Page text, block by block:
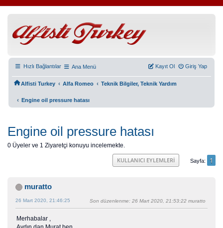
Hızlı Bağlantılar Ana Menü Giriş Yap
Kayıt Ol
Alfisti Turkey ‹ Alfa Romeo ‹ Teknik Bilgiler, Teknik Yardım
‹ Engine oil pressure hatası
Engine oil pressure hatası
0 Üyeler ve 1 Ziyaretçi konuyu incelemekte.
Sayfa 1
KULLANICI EYLEMLERI
muratto
26 Mart 2020, 21:46:25 Son düzenlenme: 26 Mart 2020, 21:53:22 muratto
Merhabalar ,